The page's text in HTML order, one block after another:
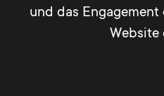
Automatische
Somit kann ebenso
und das
Website